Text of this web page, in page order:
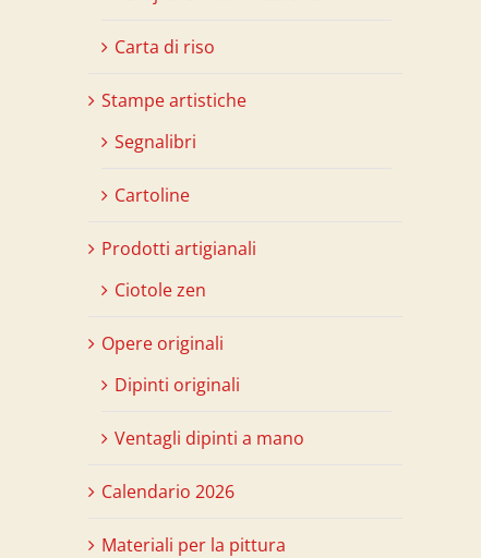
Carta di riso
Stampe artistiche
Segnalibri
Cartoline
Prodotti artigianali
Ciotole zen
Opere originali
Dipinti originali
Ventagli dipinti a mano
Calendario 2026
Materiali per la pittura